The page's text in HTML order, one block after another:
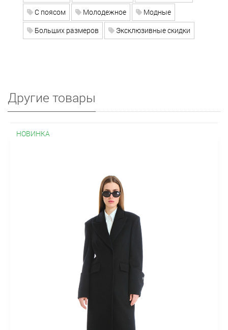
С поясом
Молодежное
Модные
Больших размеров
Эксклюзивные скидки
Другие товары
НОВИНКА